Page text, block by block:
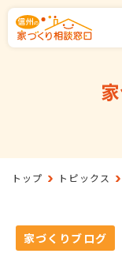
Skip to main
トップ トピックス
家づくりブログ